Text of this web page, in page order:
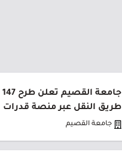
طريق النقل عبر منصة قدرات
جامعة القصيم